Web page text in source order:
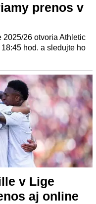
prenos v
2025/26 otvoria Athletic
hod. a sledujte ho
v Lige
aj online